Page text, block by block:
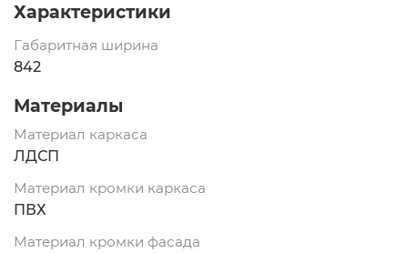
Характеристики
Габаритная ширина
842
Материалы
Материал каркаса
ЛДСП
Материал кромки каркаса
ПВХ
Материал кромки фасада